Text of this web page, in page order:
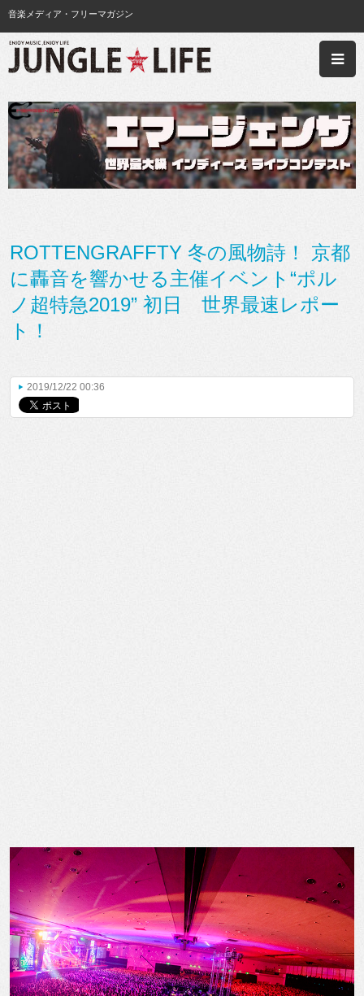
音楽メディア・フリーマガジン
ROTTENGRAFFTY 冬の風物詩！ 京都
に轟音を響かせる主催イベント“ポル
ノ超特急2019” 初日 世界最速レポー
ト！
2019/12/22 00:36